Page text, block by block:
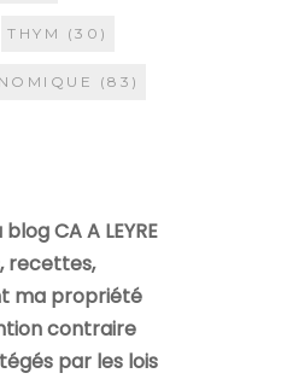
THYM (30)
(83)
CA A LEYRE
recettes,
ma propriété
contraire
par les lois